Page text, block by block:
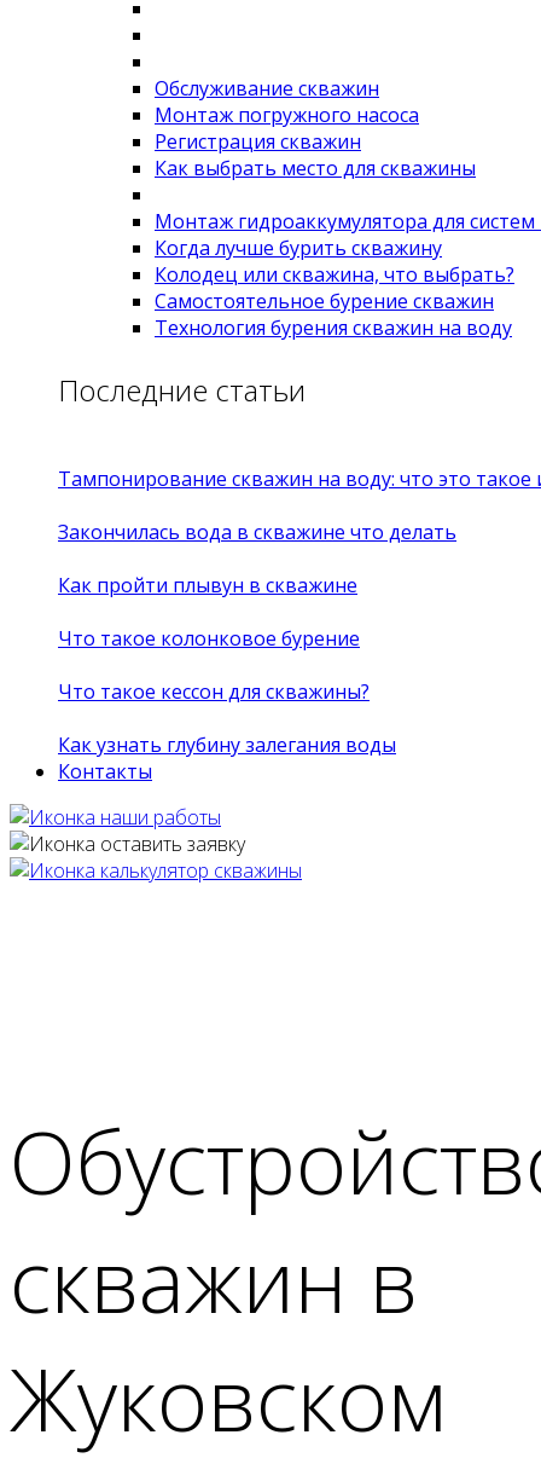
Обслуживание скважин
Монтаж погружного насоса
Регистрация скважин
Как выбрать место для скважины
Монтаж гидроаккумулятора для
Когда лучше бурить скважину
Колодец или скважина, что выбрать?
Самостоятельное бурение скважин
Технология бурения скважин на воду
Последние статьи
Тампонирование скважин на воду: что это такое
Закончилась вода в скважине что делать
Как пройти плывун в скважине
Что такое колонковое бурение
Что такое кессон для скважины?
Как узнать глубину залегания воды
Контакты
скважин в
Жуковском